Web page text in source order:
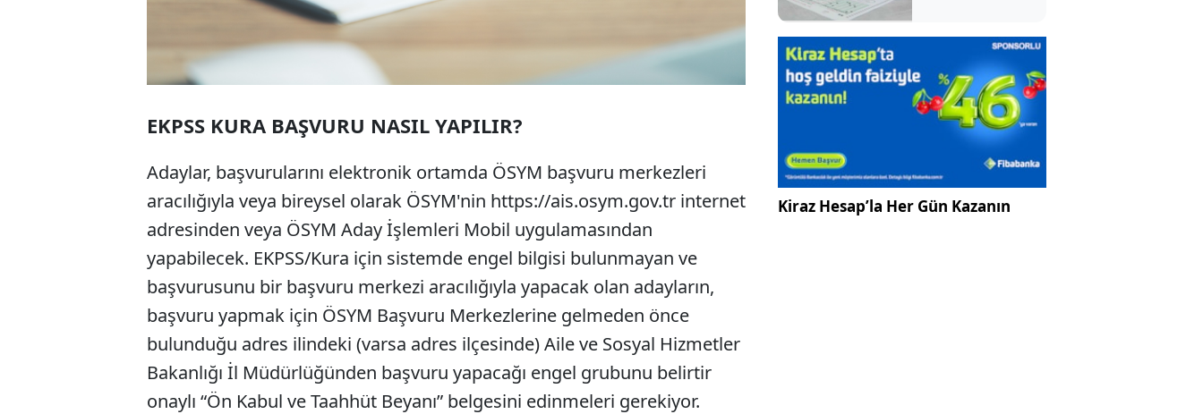
EKPSS KURA BAŞVURU NASIL YAPILIR?
Adaylar, başvurularını elektronik ortamda ÖSYM başvuru merkezleri
aracılığıyla veya bireysel olarak ÖSYM'nin https://ais.osym.gov.tr internet
adresinden veya ÖSYM Aday İşlemleri Mobil uygulamasından
yapabilecek. EKPSS/Kura için sistemde engel bilgisi bulunmayan ve
başvurusunu bir başvuru merkezi aracılığıyla yapacak olan adayların,
başvuru yapmak için ÖSYM Başvuru Merkezlerine gelmeden önce
bulunduğu adres ilindeki (varsa adres ilçesinde) Aile ve Sosyal Hizmetler
Bakanlığı İl Müdürlüğünden başvuru yapacağı engel grubunu belirtir
onaylı “Ön Kabul ve Taahhüt Beyanı” belgesini edinmeleri gerekiyor.
Ağustos 2026
Çarşamba günü
mü?
Kiraz Hesap’la Her Gün Kazanın